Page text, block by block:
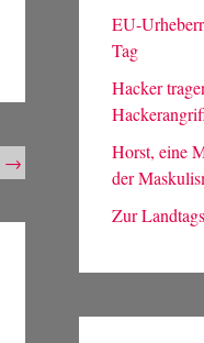
→
EU-
Tag
Hacker
Horst, eine
der
Zur